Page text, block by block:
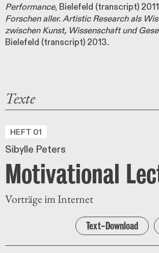
Performance, Bielefeld (transcript)
Forschen aller. Artistic Research als
zwischen Kunst, Wissenschaft und
Bielefeld (transcript) 2013.
Texte
HEFT 01
Sibylle Peters
Motivational
Vorträge im Internet
Text-Download